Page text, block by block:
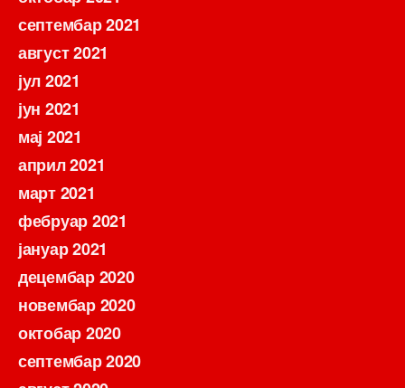
септембар 2021
август 2021
јул 2021
јун 2021
мај 2021
април 2021
март 2021
фебруар 2021
јануар 2021
децембар 2020
новембар 2020
октобар 2020
септембар 2020